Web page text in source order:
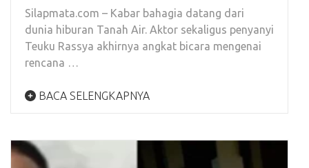
Silapmata.com – Kabar bahagia datang dari
dunia hiburan Tanah Air. Aktor sekaligus penyanyi
Teuku Rassya akhirnya angkat bicara mengenai
rencana …
BACA SELENGKAPNYA